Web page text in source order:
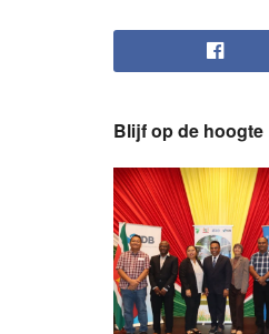
Blijf op de hoogte